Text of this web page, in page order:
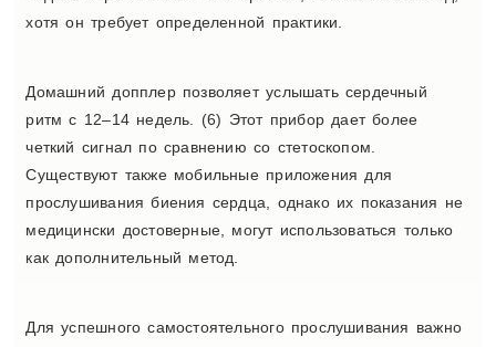
хотя он требует определенной практики.
Домашний допплер позволяет услышать сердечный
ритм с 12–14 недель. (6) Этот прибор дает более
четкий сигнал по сравнению со стетоскопом.
Существуют также мобильные приложения для
прослушивания биения сердца, однако их показания не
медицински достоверные, могут использоваться только
как дополнительный метод.
Для успешного самостоятельного прослушивания важно